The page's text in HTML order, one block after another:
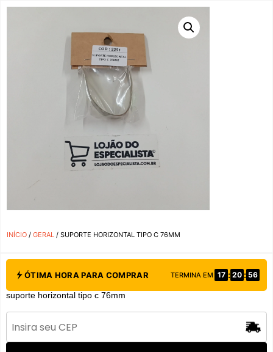
INÍCIO / GERAL / SUPORTE HORIZONTAL TIPO C 76MM
ÓTIMA HORA PARA COMPRAR TERMINA EM 17 : 20 : 56
suporte horizontal tipo c 76mm